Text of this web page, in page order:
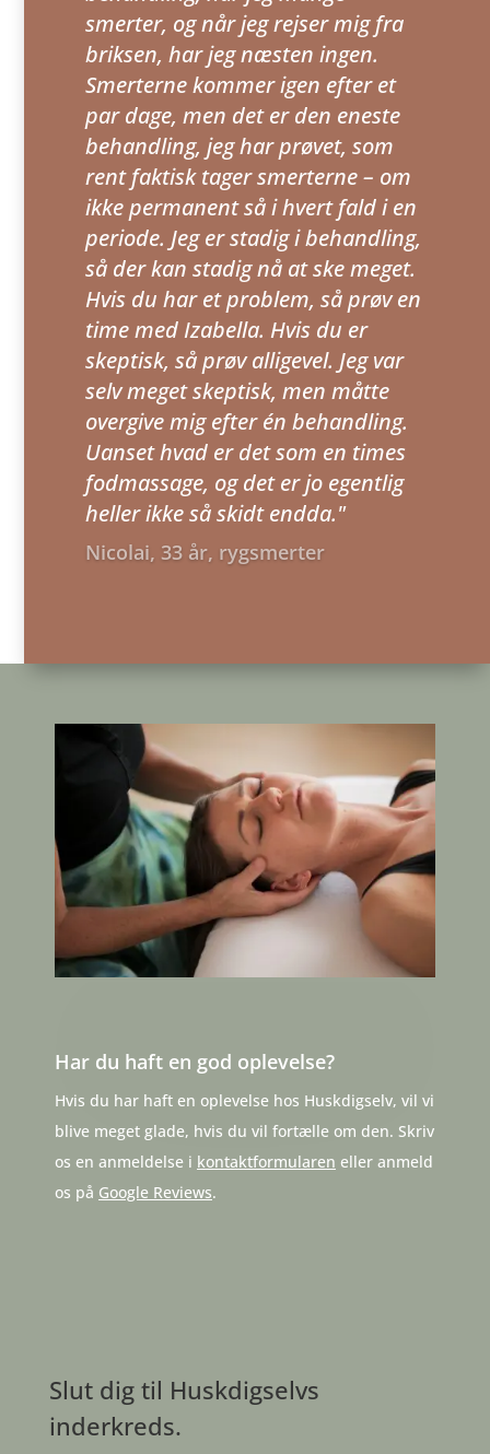
smerter, og når jeg rejser mig fra
briksen, har jeg næsten ingen.
Smerterne kommer igen efter et
par dage, men det er den eneste
behandling, jeg har prøvet, som
rent faktisk tager smerterne – om
ikke permanent så i hvert fald i en
periode. Jeg er stadig i behandling,
så der kan stadig nå at ske meget.
Hvis du har et problem, så prøv en
time med Izabella. Hvis du er
skeptisk, så prøv alligevel. Jeg var
selv meget skeptisk, men måtte
overgive mig efter én behandling.
Uanset hvad er det som en times
fodmassage, og det er jo egentlig
heller ikke så skidt endda."
Nicolai, 33 år, rygsmerter
Har du haft en god oplevelse?
Hvis du har haft en oplevelse hos Huskdigselv, vil vi
blive meget glade, hvis du vil fortælle om den. Skriv
os en anmeldelse i kontaktformularen eller anmeld
os på Google Reviews.
Slut dig til Huskdigselvs
inderkreds.